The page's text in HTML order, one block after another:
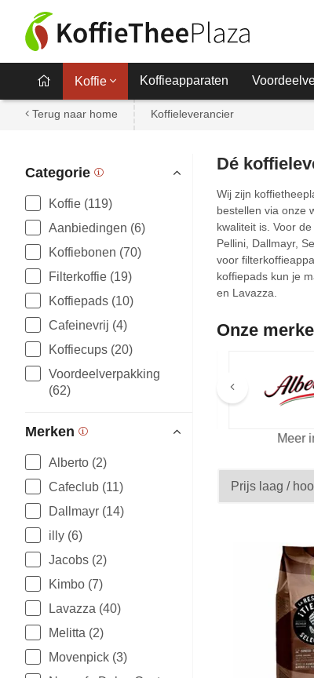
Koffie Koffieapparaten
Terug naar home Koffieleverancier
Categorie
Koffie (119)
Aanbiedingen (6)
Koffiebonen (70)
Filterkoffie (19)
Koffiepads (10)
Cafeinevrij (4)
Koffiecups (20)
Voordeelverpakking
(62)
Merken
Alberto (2)
Cafeclub (11)
Dallmayr (14)
illy (6)
Jacobs (2)
Kimbo (7)
Lavazza (40)
Melitta (2)
Movenpick (3)
Dé
Wij zijn
bestellen via onze
kwaliteit is. Voor
Pellini, Dallmayr,
voor
koffiepads kun je
en Lavazza.
Onze
Meer